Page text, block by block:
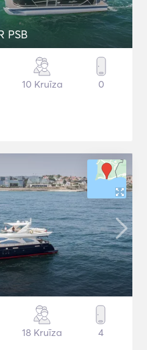
PSB
10 Kruīza 0
18 Kruīza 4